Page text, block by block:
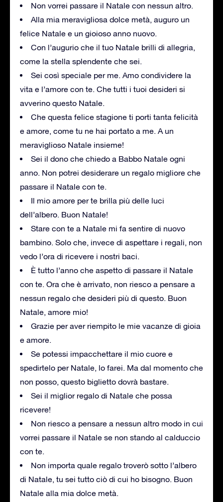
Non vorrei passare il Natale con nessun altro.
Alla mia meravigliosa dolce metà, auguro un
felice Natale e un gioioso anno nuovo.
Con l’augurio che il tuo Natale brilli di allegria,
come la stella splendente che sei.
Sei così speciale per me. Amo condividere la
vita e l’amore con te. Che tutti i tuoi desideri si
avverino questo Natale.
Che questa felice stagione ti porti tanta felicità
e amore, come tu ne hai portato a me. A un
meraviglioso Natale insieme!
Sei il dono che chiedo a Babbo Natale ogni
anno. Non potrei desiderare un regalo migliore che
passare il Natale con te.
Il mio amore per te brilla più delle luci
dell’albero. Buon Natale!
Stare con te a Natale mi fa sentire di nuovo
bambino. Solo che, invece di aspettare i regali, non
vedo l’ora di ricevere i nostri baci.
È tutto l’anno che aspetto di passare il Natale
con te. Ora che è arrivato, non riesco a pensare a
nessun regalo che desideri più di questo. Buon
Natale, amore mio!
Grazie per aver riempito le mie vacanze di gioia
e amore.
Se potessi impacchettare il mio cuore e
spedirtelo per Natale, lo farei. Ma dal momento che
non posso, questo biglietto dovrà bastare.
Sei il miglior regalo di Natale che possa
ricevere!
Non riesco a pensare a nessun altro modo in cui
vorrei passare il Natale se non stando al calduccio
con te.
Non importa quale regalo troverò sotto l’albero
di Natale, tu sei tutto ciò di cui ho bisogno. Buon
Natale alla mia dolce metà.